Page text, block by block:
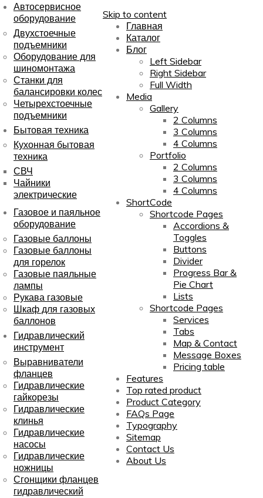
Skip to content
Главная
Каталог
Блог
Left Sidebar
Right Sidebar
Full Width
Media
Gallery
2 Columns
3 Columns
4 Columns
Portfolio
2 Columns
3 Columns
4 Columns
ShortCode
Shortcode Pages
Accordions &
Toggles
Buttons
Divider
Progress Bar &
Pie Chart
Lists
Shortcode Pages
Services
Tabs
Map & Contact
Message Boxes
Pricing table
Features
Top rated product
Product Category
FAQs Page
Typography
Sitemap
Contact Us
About Us
Автосервисное
оборудование
Двухстоечные
подъемники
Оборудование для
шиномонтажа
Станки для
балансировки колес
Четырехстоечные
подъемники
Бытовая техника
Кухонная бытовая
техника
СВЧ
Чайники
электрические
Газовое и паяльное
оборудование
Газовые баллоны
Газовые баллоны
для горелок
Газовые паяльные
лампы
Рукава газовые
Шкаф для газовых
баллонов
Гидравлический
инструмент
Выравниватели
фланцев
Гидравлические
гайкорезы
Гидравлические
клинья
Гидравлические
насосы
Гидравлические
ножницы
Сгонщики фланцев
гидравлический